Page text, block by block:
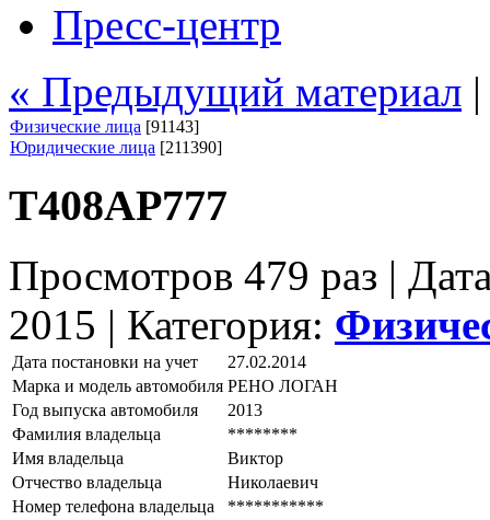
Пресс-центр
« Предыдущий материал
Физические лица [91143]
Юридические лица [211390]
Т408АР777
Просмотров 479 раз |
2015 | Категория:
Дата постановки на учет
27.02.2014
Марка и модель автомобиля РЕНО ЛОГАН
Год выпуска автомобиля
2013
Фамилия владельца
********
Имя владельца
Виктор
Отчество владельца
Николаевич
Номер телефона владельца
***********